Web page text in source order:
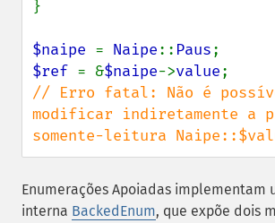
}
$naipe = Naipe:: Paus
$ref = &$naipe->value
// Erro fatal: Não é
modificar indiretamente a
somente-leitura
Enumerações Apoiadas implementam
interna BackedEnum, que expõe dois